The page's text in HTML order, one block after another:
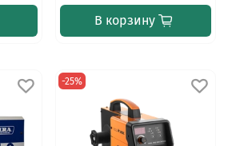
В корзину
-25%